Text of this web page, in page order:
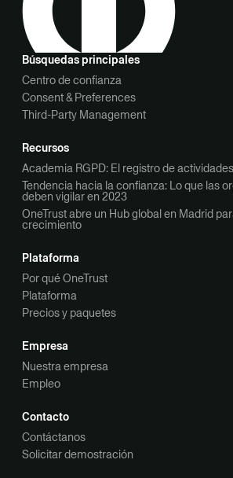
Búsquedas principales
Centro de confianza
Consent & Preferences
Third-Party Management
Recursos
Academia RGPD: El registro de
Tendencia hacia la confianza: Lo que las
deben vigilar en 2023
OneTrust abre un Hub global en Madrid
crecimiento
Plataforma
Por qué OneTrust
Plataforma
Precios y paquetes
Empresa
Nuestra empresa
Empleo
Contacto
Contáctanos
Solicitar demostración